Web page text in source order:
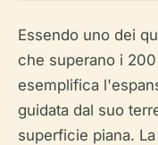
Essendo uno dei
che superano i
esemplifica
guidata dal suo
superficie piana.